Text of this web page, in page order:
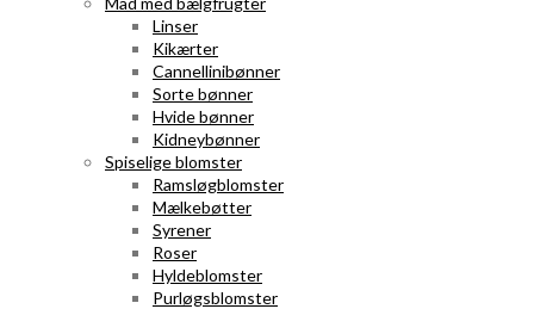
Linser
Kikærter
Cannellinibønner
Sorte bønner
Hvide bønner
Kidneybønner
Spiselige blomster
Ramsløgblomster
Mælkebøtter
Syrener
Roser
Hyldeblomster
Purløgsblomster